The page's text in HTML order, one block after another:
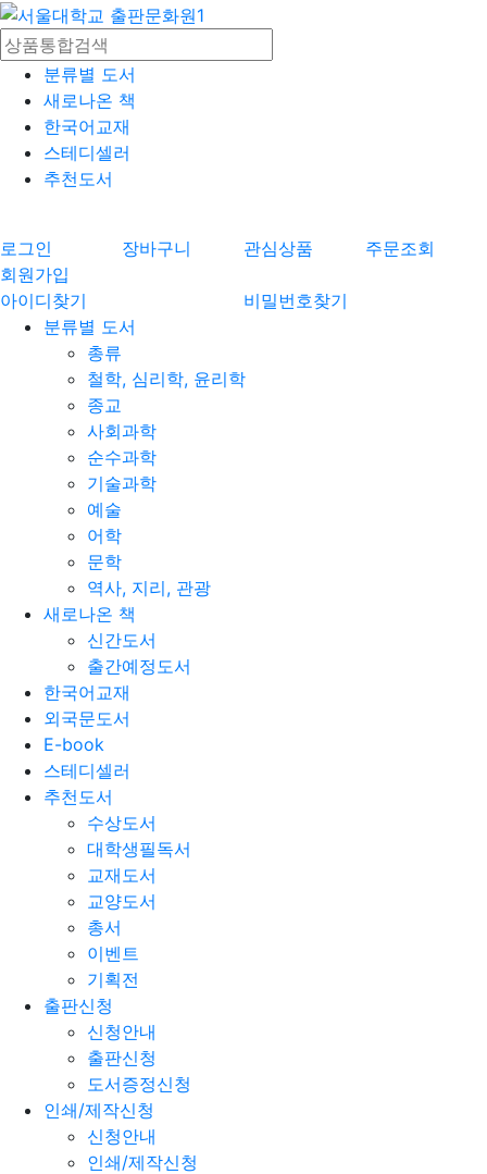
분류별 도서
새로나온 책
한국어교재
스테디셀러
추천도서
로그인 장바구니 관심상품
주문조회
회원가입
아이디찾기
비밀번호찾기
분류별 도서
총류
철학, 심리학, 윤리학
종교
사회과학
순수과학
기술과학
예술
어학
문학
역사, 지리, 관광
새로나온 책
신간도서
출간예정도서
한국어교재
외국문도서
E-book
스테디셀러
추천도서
수상도서
대학생필독서
교재도서
교양도서
총서
이벤트
기획전
출판신청
신청안내
출판신청
도서증정신청
인쇄/제작신청
신청안내
인쇄/제작신청